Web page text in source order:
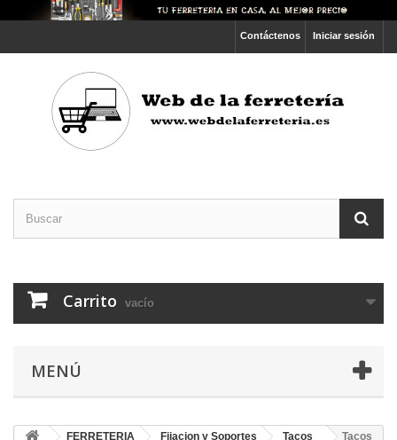
Iniciar sesión
Contáctenos
Carrito vacío
MENÚ
FERRETERIA Fijacion y Soportes Tacos
Tacos